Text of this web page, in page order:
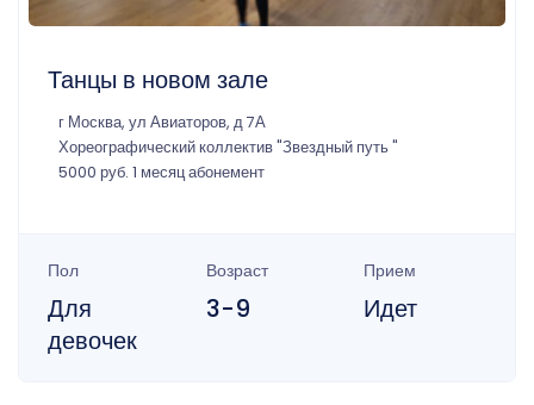
Танцы в новом зале
г Москва, ул Авиаторов, д 7А
Хореографический коллектив "Звездный путь "
5000 руб. 1 месяц абонемент
Пол
Для
девочек
Возраст
3-9
Прием
Идет